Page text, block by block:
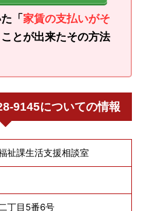
「 家賃の支払いがそ
ことが出来たその方法
9145についての情報
祉課生活支援相談室
丁目5番6号